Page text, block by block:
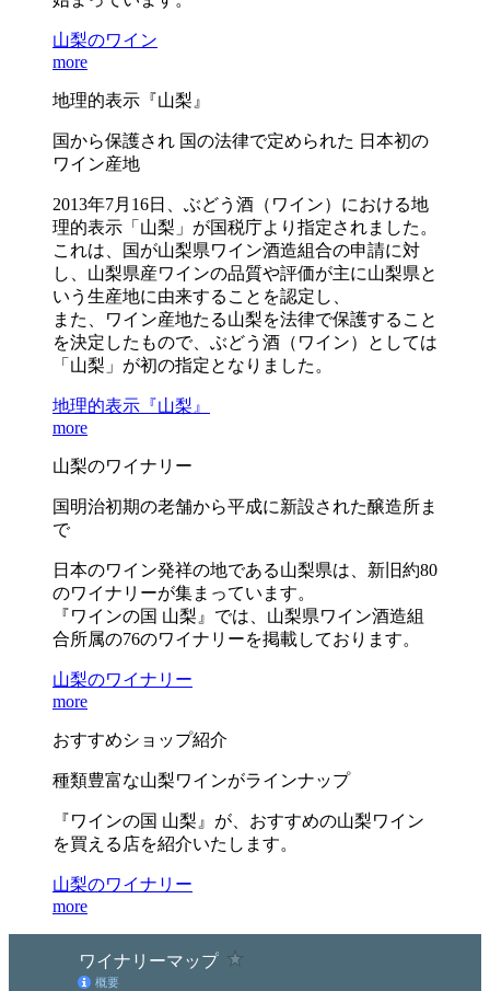
山梨のワイン
more
地理的表示『山梨』
国から保護され 国の法律で定められた 日本初の
ワイン産地
2013年7月16日、ぶどう酒（ワイン）における地
理的表示「山梨」が国税庁より指定されました。
これは、国が山梨県ワイン酒造組合の申請に対
し、山梨県産ワインの品質や評価が主に山梨県と
いう生産地に由来することを認定し、
また、ワイン産地たる山梨を法律で保護すること
を決定したもので、ぶどう酒（ワイン）としては
「山梨」が初の指定となりました。
地理的表示『山梨』
more
山梨のワイナリー
国明治初期の老舗から平成に新設された醸造所ま
で
日本のワイン発祥の地である山梨県は、新旧約80
のワイナリーが集まっています。
『ワインの国 山梨』では、山梨県ワイン酒造組
合所属の76のワイナリーを掲載しております。
山梨のワイナリー
more
おすすめショップ紹介
種類豊富な山梨ワインがラインナップ
『ワインの国 山梨』が、おすすめの山梨ワイン
を買える店を紹介いたします。
山梨のワイナリー
more